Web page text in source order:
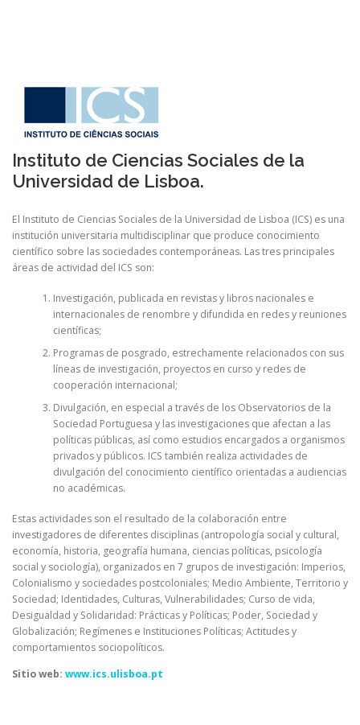
Instituto de Ciencias Sociales de la
Universidad de Lisboa.
El Instituto de Ciencias Sociales de la Universidad de Lisboa (ICS) es una
institución universitaria multidisciplinar que produce conocimiento
científico sobre las sociedades contemporáneas. Las tres principales
áreas de actividad del ICS son:
Investigación, publicada en revistas y libros nacionales e
internacionales de renombre y difundida en redes y reuniones
científicas;
Programas de posgrado, estrechamente relacionados con sus
líneas de investigación, proyectos en curso y redes de
cooperación internacional;
Divulgación, en especial a través de los Observatorios de la
Sociedad Portuguesa y las investigaciones que afectan a las
políticas públicas, así como estudios encargados a organismos
privados y públicos. ICS también realiza actividades de
divulgación del conocimiento científico orientadas a audiencias
no académicas.
Estas actividades son el resultado de la colaboración entre
investigadores de diferentes disciplinas (antropología social y cultural,
economía, historia, geografía humana, ciencias políticas, psicología
social y sociología), organizados en 7 grupos de investigación: Imperios,
Colonialismo y sociedades postcoloniales; Medio Ambiente, Territorio y
Sociedad; Identidades, Culturas, Vulnerabilidades; Curso de vida,
Desigualdad y Solidaridad: Prácticas y Políticas; Poder, Sociedad y
Globalización; Regímenes e Instituciones Políticas; Actitudes y
comportamientos sociopolíticos.
Sitio web: www.ics.ulisboa.pt